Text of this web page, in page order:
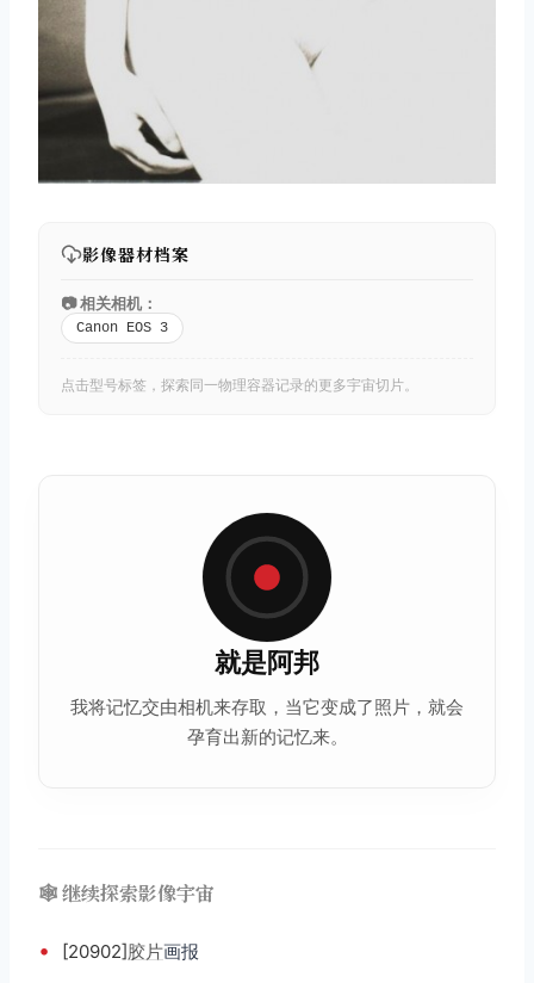
影像器材档案
📷 相关相机：
Canon EOS 3
点击型号标签，探索同一物理容器记录的更多宇宙切片。
就是阿邦
我将记忆交由相机来存取，当它变成了照片，就会
孕育出新的记忆来。
🕸️ 继续探索影像宇宙
• [20902]胶片画报